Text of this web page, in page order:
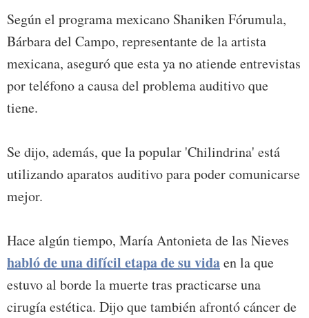
Según el programa mexicano Shaniken Fórumula,
Bárbara del Campo, representante de la artista
mexicana, aseguró que esta ya no atiende entrevistas
por teléfono a causa del problema auditivo que
tiene.
Se dijo, además, que la popular 'Chilindrina' está
utilizando aparatos auditivo para poder comunicarse
mejor.
Hace algún tiempo, María Antonieta de las Nieves
habló de una difícil etapa de su vidaen la que
estuvo al borde la muerte tras practicarse una
cirugía estética. Dijo que también afrontó cáncer de